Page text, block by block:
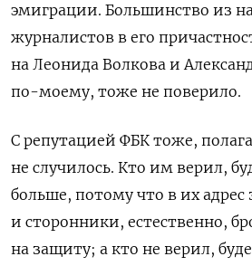
эмиграции. Большинство из
журналистов в его
на Леонида Волкова и
по-моему, тоже не поверило.
С репутацией ФБК тоже,
не случилось. Кто им верил,
больше, потому что в их адрес
и сторонники, естественно,
на защиту; а кто не верил,